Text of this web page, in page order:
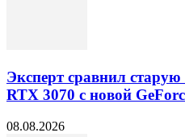
Эксперт сравнил старую
RTX 3070 с новой
08.08.2026